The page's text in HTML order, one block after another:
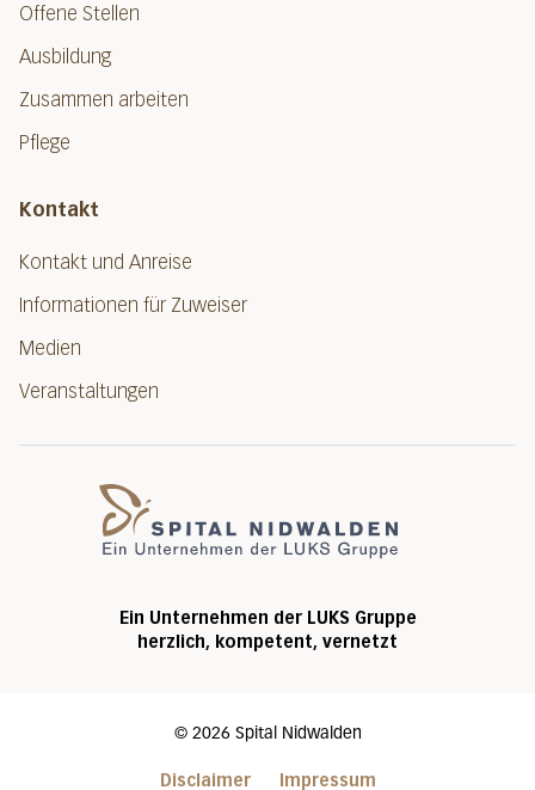
Offene Stellen
Ausbildung
Zusammen arbeiten
Pflege
Kontakt
Kontakt und Anreise
Informationen für Zuweiser
Medien
Veranstaltungen
Ein Unternehmen der LUKS Gruppe
herzlich, kompetent, vernetzt
© 2026 Spital Nidwalden
Disclaimer Impressum